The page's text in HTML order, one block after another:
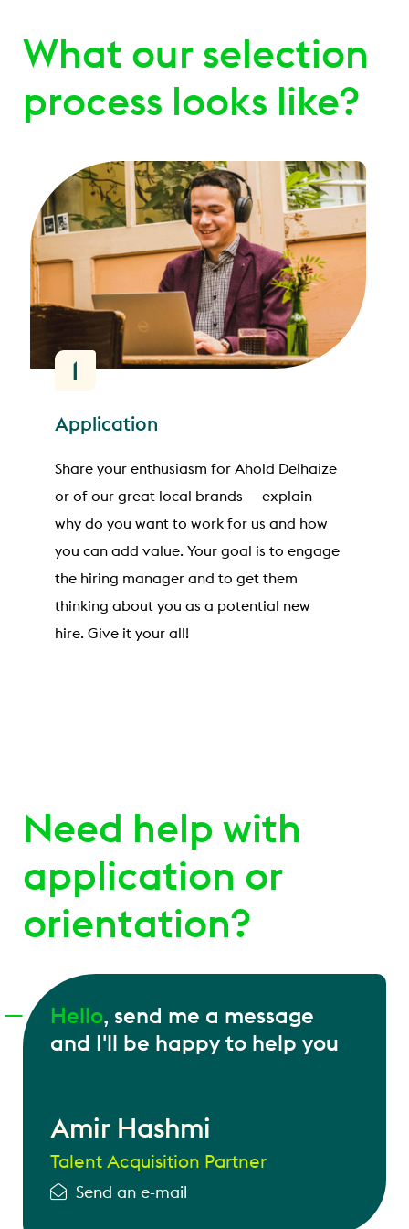
What our selection
process looks like?
1
Application
Share your enthusiasm for Ahold Delhaize
or of our great local brands — explain
why do you want to work for us and how
you can add value. Your goal is to engage
the hiring manager and to get them
thinking about you as a potential new
hire. Give it your all!
Need help with
application or
orientation?
Hello, send me a message
and I'll be happy to help you
Amir Hashmi
Talent Acquisition Partner
Send an e-mail